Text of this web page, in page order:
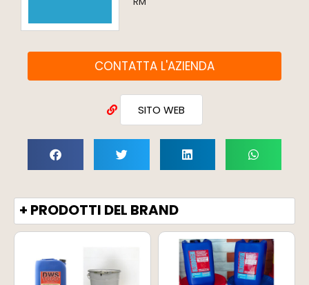
CONTATTA L'AZIENDA
SITO WEB
+ PRODOTTI DEL BRAND